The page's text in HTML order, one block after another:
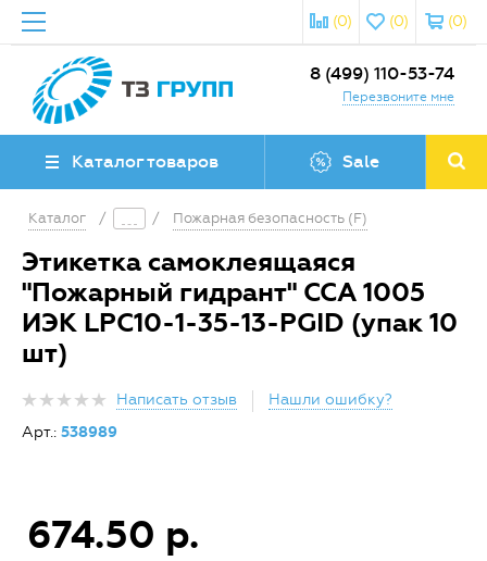
(0)
(0)
(0)
8 (499) 110-53-74
Перезвоните мне
Каталог товаров Sale
Каталог / / Пожарная безопасность (F)
Этикетка самоклеящаяся
"Пожарный гидрант" ССА 1005
ИЭК LPC10-1-35-13-PGID (упак 10
шт)
Написать отзыв
Нашли ошибку?
Арт.: 538989
674.50 р.